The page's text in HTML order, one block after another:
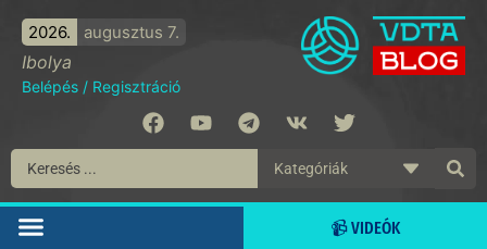
2026. augusztus 7.
Ibolya
Belépés / Regisztráció
📹 VIDEÓK